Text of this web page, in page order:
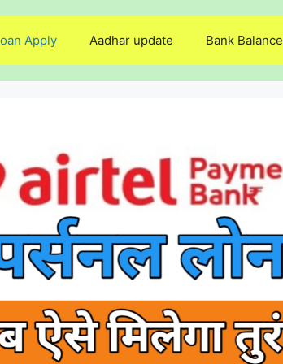
Apply Aadhar update Bank Balance